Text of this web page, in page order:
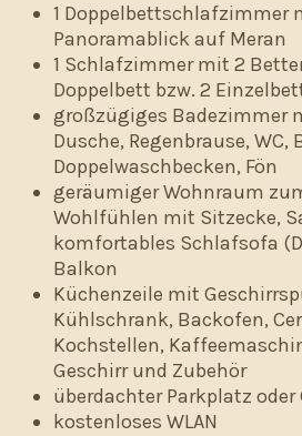
1 Doppelbettschlafzimmer
Panoramablick auf Meran
1 Schlafzimmer mit 2
Doppelbett bzw. 2
großzügiges Badezimmer
Dusche, Regenbrause, WC,
Doppelwaschbecken, Fön
geräumiger Wohnraum
Wohlfühlen mit Sitzecke,
komfortables Schlafsofa
Balkon
Küchenzeile mit
Kühlschrank, Backofen,
Kochstellen,
Geschirr und Zubehör
überdachter Parkplatz
kostenloses WLAN